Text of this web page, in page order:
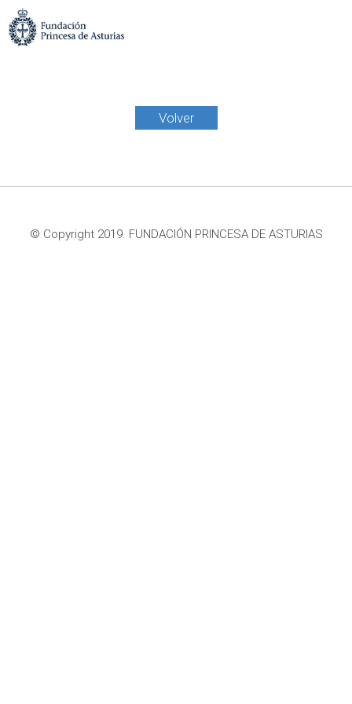
Volver
© Copyright 2019. FUNDACIÓN PRINCESA DE ASTURIAS